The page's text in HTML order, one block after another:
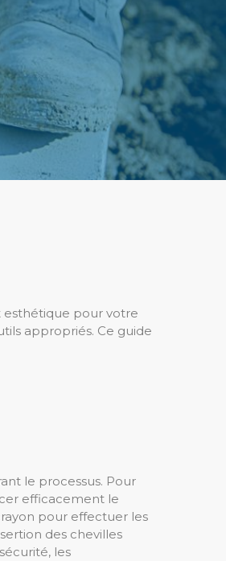
esthétique pour votre
appropriés. Ce guide
le processus. Pour
efficacement le
pour effectuer les
des chevilles
les